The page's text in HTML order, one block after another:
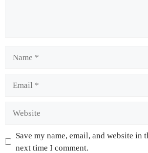
Save my name, email, and website in
next time I comment.